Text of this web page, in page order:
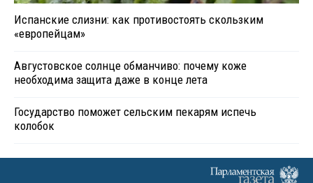
Испанские слизни: как противостоять скользким
«европейцам»
Августовское солнце обманчиво: почему коже
необходима защита даже в конце лета
Государство поможет сельским пекарям испечь
колобок